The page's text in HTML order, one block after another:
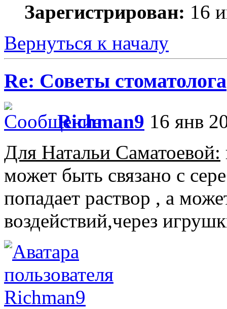
Зарегистрирован: 16
Вернуться к началу
Re: Советы стоматолога
Richman9 16 янв
Для Натальи Саматоевой:
может быть связано с
попадает раствор , а
воздействий,через
Richman9